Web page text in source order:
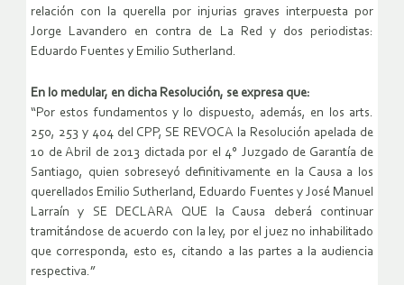
relación con la querella por injurias graves interpuesta por
Jorge Lavandero en contra de La Red y dos periodistas:
Eduardo Fuentes y Emilio Sutherland.
En lo medular, en dicha Resolución, se expresa que:
“Por estos fundamentos y lo dispuesto, además, en los arts.
250, 253 y 404 del CPP, SE REVOCA la Resolución apelada de
10 de Abril de 2013 dictada por el 4° Juzgado de Garantía de
Santiago, quien sobreseyó definitivamente en la Causa a los
querellados Emilio Sutherland, Eduardo Fuentes y José Manuel
Larraín y SE DECLARA QUE la Causa deberá continuar
tramitándose de acuerdo con la ley, por el juez no inhabilitado
que corresponda, esto es, citando a las partes a la audiencia
respectiva.”